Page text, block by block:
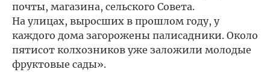
почты, магазина, сельского Совета.
На улицах, выросших в прошлом году, у
каждого дома загорожены палисадники. Около
пятисот колхозников уже заложили молодые
фруктовые сады».